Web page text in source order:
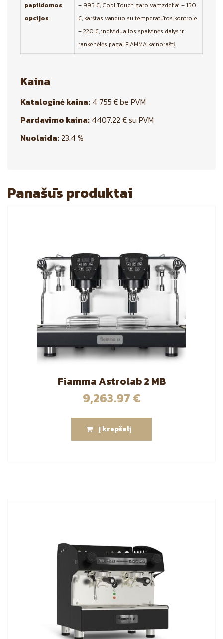
papildomos
opcijos
– 995 €; Cool Touch garo vamzdeliai – 150
€; karštas vanduo su temperatūros kontrole
– 220 €; individualios spalvinės dalys ir
rankenėlės pagal FIAMMA kainoraštį.
Kaina
Kataloginė kaina: 4 755 € be PVM
Pardavimo kaina: 4407.22 € su PVM
Nuolaida: 23.4 %
Panašūs produktai
Fiamma Astrolab 2 MB
9,263.97 €
Į krepšelį